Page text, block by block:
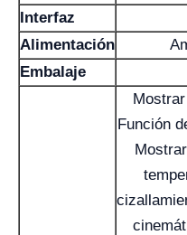
Interfaz
Alimentación
Embalaje
Función